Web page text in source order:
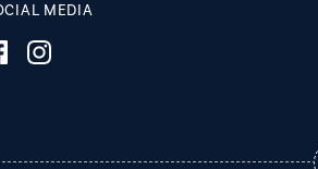
MEDIA